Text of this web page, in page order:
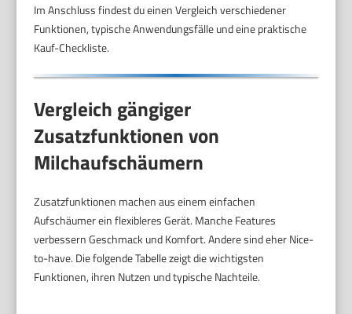
Im Anschluss findest du einen Vergleich verschiedener
Funktionen, typische Anwendungsfälle und eine praktische
Kauf-Checkliste.
Vergleich gängiger
Zusatzfunktionen von
Milchaufschäumern
Zusatzfunktionen machen aus einem einfachen
Aufschäumer ein flexibleres Gerät. Manche Features
verbessern Geschmack und Komfort. Andere sind eher Nice-
to-have. Die folgende Tabelle zeigt die wichtigsten
Funktionen, ihren Nutzen und typische Nachteile.